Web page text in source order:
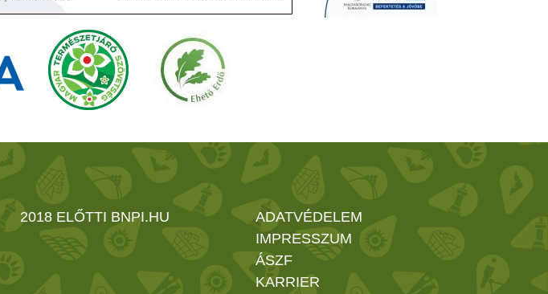
2018 ELŐTTI BNPI.HU
ADATVÉDELEM
IMPRESSZUM
ÁSZF
KARRIER